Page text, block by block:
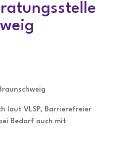
laut VLSP, Barrierefreier
Bedarf auch mit